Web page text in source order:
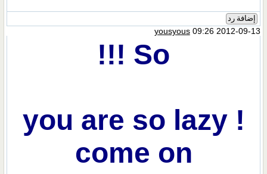
إضافة رد
yousyous09:26 2012-09-13
So !!!
you are so lazy !
come on